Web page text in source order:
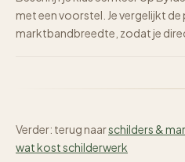
met een voorstel. Je vergelijkt de
marktbandbreedte, zodat je
Verder: terug naarschilders &
wat kost schilderwerk